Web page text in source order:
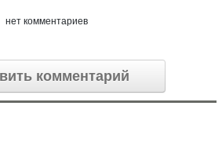
нет комментариев
комментарий